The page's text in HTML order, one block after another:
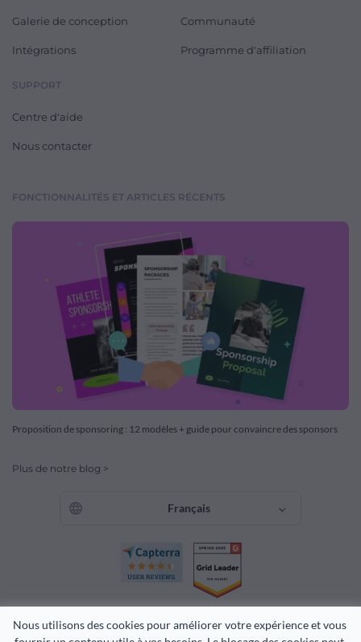
Nous utilisons des cookies pour améliorer votre expérience et vous
Galerie de conception
Intégrations
Communauté
Programme d'affiliation
SUPPORT
Centre d'aide
Nous contacter
FONCTIONNALITÉS ET ARTICLES RÉCENTS
Proposition de sponsoring : 12 modèles + guide pour convaincre des sponsors
Plus de notre blog >
Français